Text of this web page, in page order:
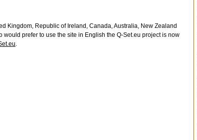
Kingdom, Republic of Ireland, Canada, Australia, New Zealand
would prefer to use the site in English the Q-Set.eu project is now